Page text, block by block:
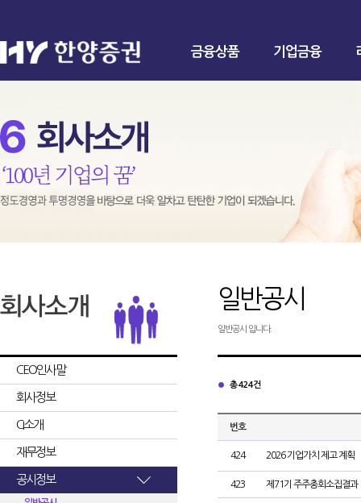
금융상품 기업금융
CEO인사말
회사정보
CI소개
재무정보
공시정보
일반공시
일반공시 입니다.
총 424건
번호
424 2026 기업가치 제고 계획
423 제71기 주주총회소집결과